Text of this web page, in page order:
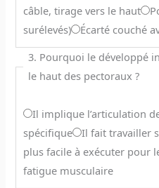
câble, tirage vers le haut
surélevés)
Écarté couché
3. Pourquoi le développé
le haut des pectoraux ?
Il implique l’articulation
spécifique
Il fait travailler
plus facile à exécuter pour
fatigue musculaire